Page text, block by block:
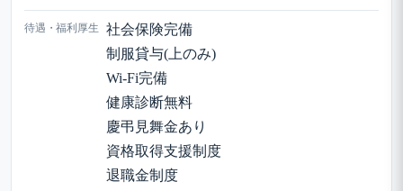
待遇・福利厚生
社会保険完備
制服貸与(上のみ)
Wi-Fi完備
健康診断無料
慶弔見舞金あり
資格取得支援制度
退職金制度